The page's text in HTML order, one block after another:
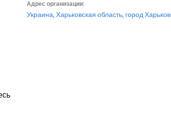
Адрес организации:
Украина, Харьковская область, город Харьков